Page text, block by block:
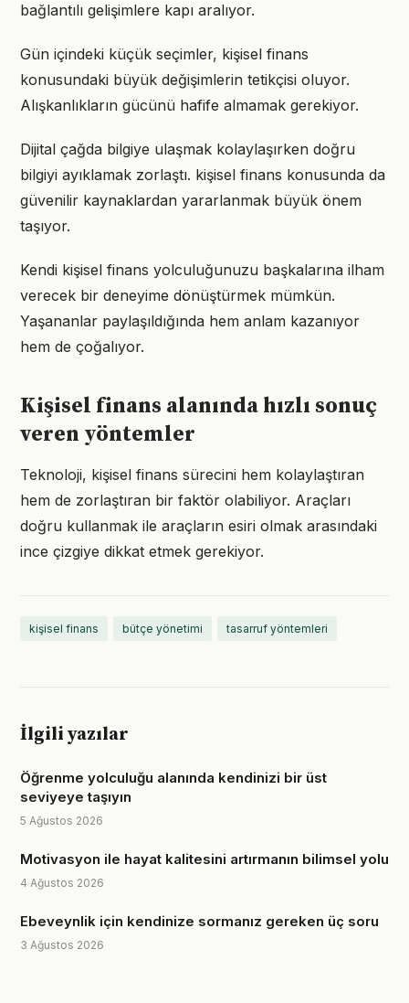
bağlantılı gelişimlere kapı aralıyor.
Gün içindeki küçük seçimler, kişisel finans
konusundaki büyük değişimlerin tetikçisi oluyor.
Alışkanlıkların gücünü hafife almamak gerekiyor.
Dijital çağda bilgiye ulaşmak kolaylaşırken doğru
bilgiyi ayıklamak zorlaştı. kişisel finans konusunda da
güvenilir kaynaklardan yararlanmak büyük önem
taşıyor.
Kendi kişisel finans yolculuğunuzu başkalarına ilham
verecek bir deneyime dönüştürmek mümkün.
Yaşananlar paylaşıldığında hem anlam kazanıyor
hem de çoğalıyor.
Kişisel finans alanında hızlı sonuç
veren yöntemler
Teknoloji, kişisel finans sürecini hem kolaylaştıran
hem de zorlaştıran bir faktör olabiliyor. Araçları
doğru kullanmak ile araçların esiri olmak arasındaki
ince çizgiye dikkat etmek gerekiyor.
kişisel finans bütçe yönetimi tasarruf yöntemleri
İlgili yazılar
Öğrenme yolculuğu alanında kendinizi bir üst
seviyeye taşıyın
5 Ağustos 2026
Motivasyon ile hayat kalitesini artırmanın bilimsel yolu
4 Ağustos 2026
Ebeveynlik için kendinize sormanız gereken üç soru
3 Ağustos 2026